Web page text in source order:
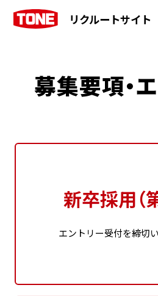
リクルートサイト
募集要項・
新卒採用（
エントリー受付を締切